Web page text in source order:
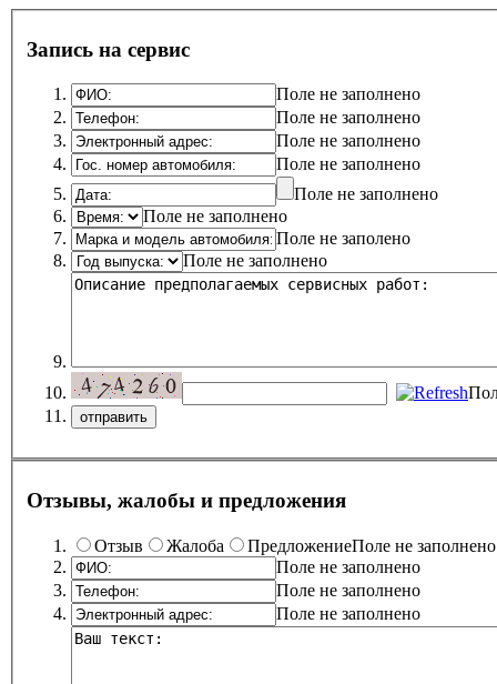
Запись на сервис
Поле не заполнено
Поле не заполнено
Поле не заполнено
Поле не заполнено
Поле не заполнено
Поле не заполнено
Поле не заполено
Поле не заполнено
Отзывы, жалобы и предложения
Отзыв Жалоба ПредложениеПоле не заполнено
Поле не заполнено
Поле не заполнено
Поле не заполнено